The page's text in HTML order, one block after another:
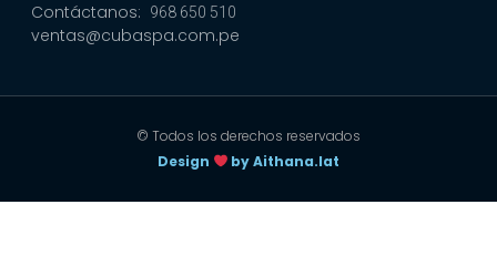
Contáctanos: 968 650 510
ventas@cubaspa.com.pe
© Todos los derechos reservados
Design
by Aithana.lat